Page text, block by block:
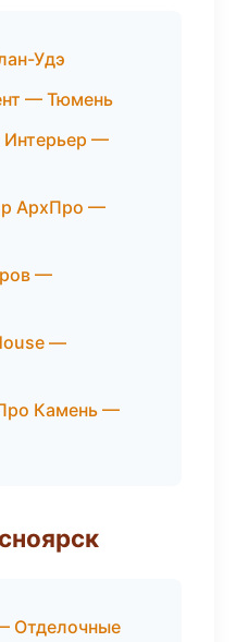
Удэ
— Тюмень
Интерьер —
АрхПро —
—
—
Камень —
Отделочные